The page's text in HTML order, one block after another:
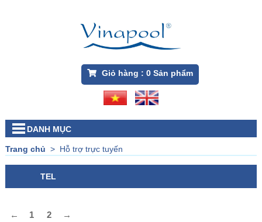
Giỏ hàng : 0Sản phẩm
DANH MỤC
Trang chủ > Hỗ trợ trực tuyến
TEL
← 1 2 →